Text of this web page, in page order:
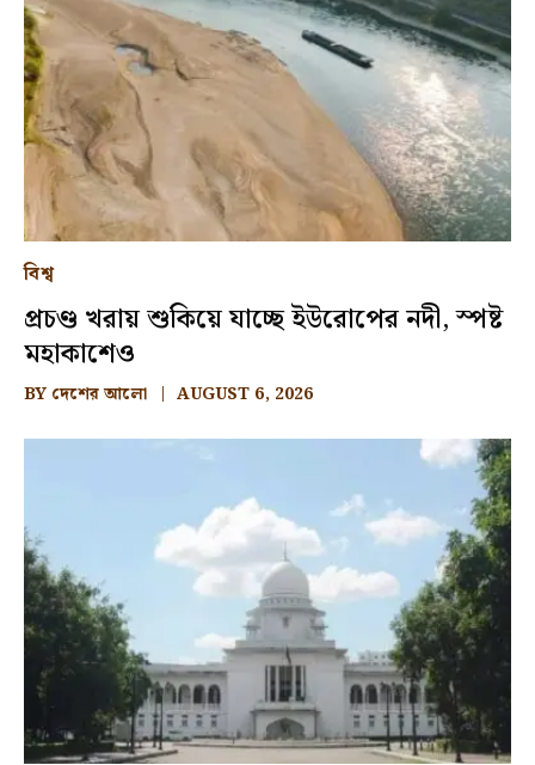
বিশ্ব
প্রচণ্ড খরায় শুকিয়ে যাচ্ছে ইউরোপের নদী, স্পষ্ট
মহাকাশেও
BY দেশের আলো AUGUST 6, 2026